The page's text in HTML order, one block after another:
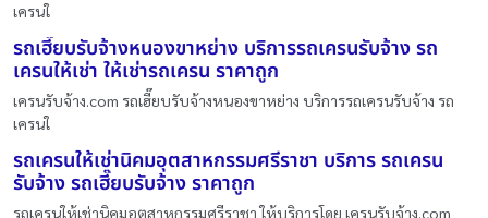
เครนใ
รถเฮี๊ยบรับจ้างหนองขาหย่าง บริการรถเครนรับจ้าง รถ
เครนให้เช่า ให้เช่ารถเครน ราคาถูก
เครนรับจ้าง.com รถเฮี๊ยบรับจ้างหนองขาหย่าง บริการรถเครนรับจ้าง รถ
เครนใ
รถเครนให้เช่านิคมอุตสาหกรรมศรีราชา บริการ รถเครน
รับจ้าง รถเฮี๊ยบรับจ้าง ราคาถูก
รถเครนให้เช่านิคมอุตสาหกรรมศรีราชา ให้บริการโดย เครนรับจ้าง.com